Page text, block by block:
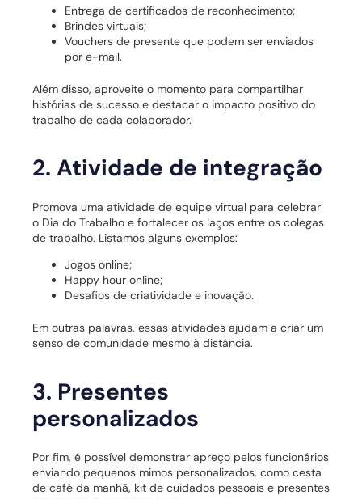
Entrega de certificados de reconhecimento;
Brindes virtuais;
Vouchers de presente que podem ser enviados
por e-mail.
Além disso, aproveite o momento para compartilhar
histórias de sucesso e destacar o impacto positivo do
trabalho de cada colaborador.
2. Atividade de integração
Promova uma atividade de equipe virtual para celebrar
o Dia do Trabalho e fortalecer os laços entre os colegas
de trabalho. Listamos alguns exemplos:
Jogos online;
Happy hour online;
Desafios de criatividade e inovação.
Em outras palavras, essas atividades ajudam a criar um
senso de comunidade mesmo à distância.
3. Presentes
personalizados
Por fim, é possível demonstrar apreço pelos funcionários
enviando pequenos mimos personalizados, como cesta
de café da manhã, kit de cuidados pessoais e presentes